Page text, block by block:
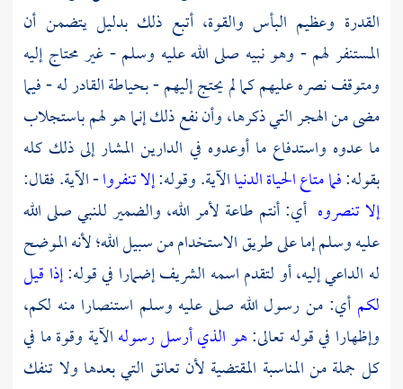
القدرة وعظيم البأس والقوة، أتبع ذلك بدليل يتضمن أن
المستنفر لهم - وهو نبيه صلى الله عليه وسلم - غير محتاج إليه
ومتوقف نصره عليهم كما لم يحتج إليهم - بحياطة القادر له - فيما
مضى من الهجر التي ذكرها، وأن نفع ذلك إنما هو لهم باستجلاب
ما عدوه واستدفاع ما أوعدوه في الدارين المشار إلى ذلك كله
بقوله:فما متاع الحياة الدنياالآية. وقوله:إلا تنفروا- الآية. فقال:
إلا تنصروه أي: أنتم طاعة لأمر الله، والضمير للنبي صلى الله
عليه وسلم إما على طريق الاستخدام من سبيل الله؛ لأنه الموضح
له الداعي إليه، أو لتقدم اسمه الشريف إضمارا في قوله:إذا قيل
لكمأي: من رسول الله صلى عليه وسلم استنصارا منه لكم،
وإظهارا في قوله تعالى:هو الذي أرسل رسولهالآية وقوة ما في
كل جملة من المناسبة المقتضية لأن تعانق التي بعدها ولا تنفك